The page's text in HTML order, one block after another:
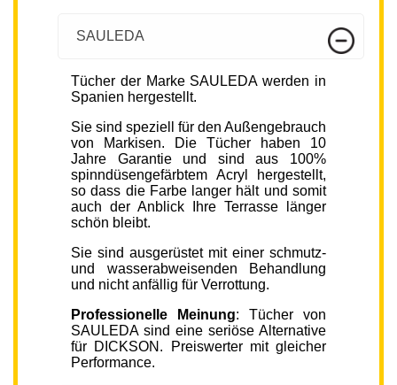
SAULEDA
Tücher der Marke SAULEDA werden in
Spanien hergestellt.
Sie sind speziell für den Außengebrauch
von Markisen. Die Tücher haben 10
Jahre Garantie und sind aus 100%
spinndüsengefärbtem Acryl hergestellt,
so dass die Farbe langer hält und somit
auch der Anblick Ihre Terrasse länger
schön bleibt.
Sie sind ausgerüstet mit einer schmutz-
und wasserabweisenden Behandlung
und nicht anfällig für Verrottung.
Professionelle Meinung: Tücher von
SAULEDA sind eine seriöse Alternative
für DICKSON. Preiswerter mit gleicher
Performance.